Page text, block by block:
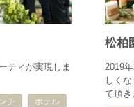
ティが実現しま
チ
ホテル
松柏
2019
しく
て頂き